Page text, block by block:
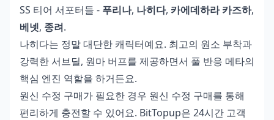
SS 티어 서포터들 - 푸리나, 나히다, 카에데하라 카즈하,
베넷, 종려.
나히다는 정말 대단한 캐릭터예요. 최고의 원소 부착과
강력한 서브딜, 원마 버프를 제공하면서 풀 반응 메타의
핵심 엔진 역할을 하거든요.
원신 수정 구매가 필요한 경우 원신 수정 구매를 통해
편리하게 충전할 수 있어요. BitTopup은 24시간 고객